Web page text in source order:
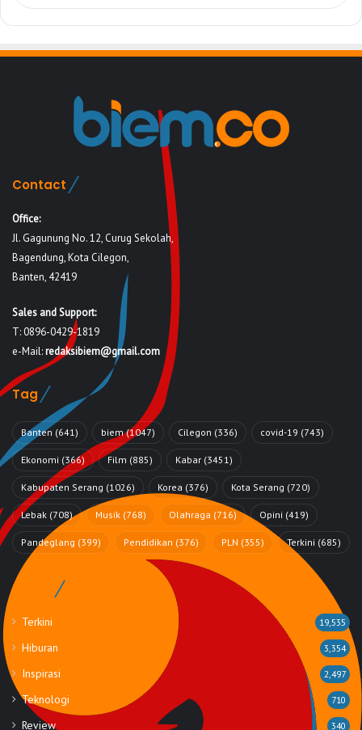
Contact
Office:
Jl. Gagunung No. 12, Curug Sekolah,
Bagendung, Kota Cilegon,
Banten, 42419
Sales and Support:
T: 0896-0429-1819
e-Mail:redaksibiem@gmail.com
Tag
Banten (641) biem(1047) Cilegon (336) covid-19 (743)
Ekonomi (366) Film (885) Kabar (3451)
Kabupaten Serang (1026) Korea (376) Kota Serang (720)
Lebak (708) Musik (768) Olahraga (716) Opini (419)
Pandeglang (399) Pendidikan (376) PLN (355) Terkini (685)
Rubrik
Terkini 19,535
Hiburan 3,354
Inspirasi 2,497
Teknologi 710
Review 340